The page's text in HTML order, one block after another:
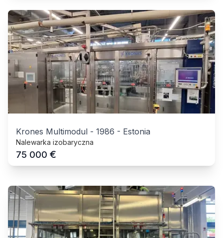
Krones Multimodul - 1986 - Estonia
Nalewarka izobaryczna
75 000 €